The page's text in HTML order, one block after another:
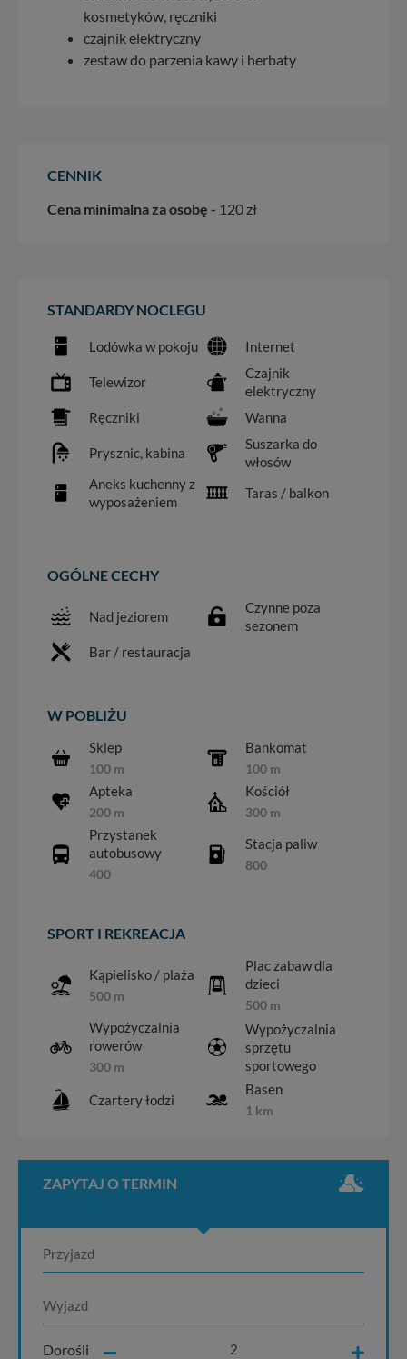
kosmetyków, ręczniki
czajnik elektryczny
zestaw do parzenia kawy i herbaty
CENNIK
Cena minimalna za osobę - 120 zł
STANDARDY NOCLEGU
Lodówka w pokoju Internet
Telewizor
Czajnik
elektryczny
Ręczniki
Wanna
Prysznic, kabina
Suszarka do
włosów
Aneks kuchenny z
wyposażeniem
Taras / balkon
OGÓLNE CECHY
Nad jeziorem
Czynne poza
sezonem
Bar / restauracja
W POBLIŻU
Sklep
100 m
Bankomat
100 m
Apteka
200 m
Kościół
300 m
Przystanek
autobusowy
400
Stacja paliw
800
SPORT I REKREACJA
Kąpielisko / plaża
500 m
Plac zabaw dla
dzieci
500 m
Wypożyczalnia
rowerów
300 m
Wypożyczalnia
sprzętu
sportowego
Czartery łodzi
Basen
1 km
ZAPYTAJ O TERMIN
Dorośli